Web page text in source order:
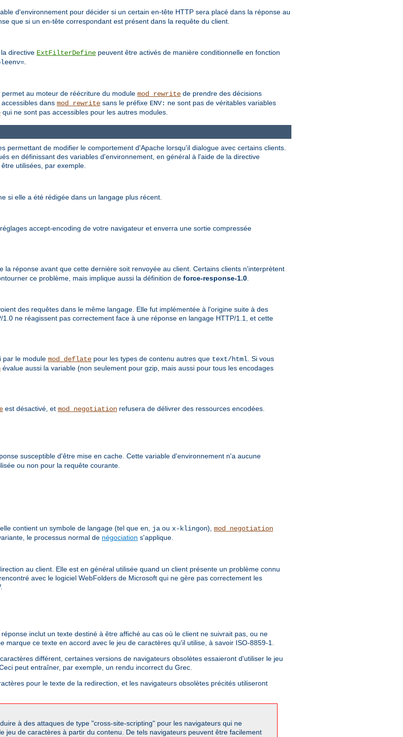
d'environnement pour décider si un certain en-tête HTTP sera placé dans la réponse au
que si un en-tête correspondant est présent dans la requête du client.
directive ExtFilterDefine peuvent être activés de manière conditionnelle en fonction
permet au moteur de réécriture du module mod_rewrite de prendre des décisions
dans mod_rewrite sans le préfixe ENV: ne sont pas de véritables variables
qui ne sont pas accessibles pour les autres modules.
de modifier le comportement d'Apache lorsqu'il dialogue avec certains clients.
en définissant des variables d'environnement, en général à l'aide de la directive
utilisées, par exemple.
si elle a été rédigée dans un langage plus récent.
accept-encoding de votre navigateur et enverra une sortie compressée
la réponse avant que cette dernière soit renvoyée au client. Certains clients n'interprètent
ce problème, mais implique aussi la définition de force-response-1.0.
des requêtes dans le même langage. Elle fut implémentée à l'origine suite à des
ne réagissent pas correctement face à une réponse en langage HTTP/1.1, et cette
par le module mod_deflate pour les types de contenu autres que text/html . Si vous
évalue aussi la variable (non seulement pour gzip, mais aussi pour tous les encodages
est désactivé, et mod_negotiation refusera de délivrer des ressources encodées.
susceptible d'être mise en cache. Cette variable d'environnement n'a aucune
ou non pour la requête courante.
contient un symbole de langage (tel que en, ja ou x-klingon), mod_negotiation
le processus normal de négociation s'applique.
au client. Elle est en général utilisée quand un client présente un problème connu
avec le logiciel WebFolders de Microsoft qui ne gère pas correctement les
inclut un texte destiné à être affiché au cas où le client ne suivrait pas, ou ne
ce texte en accord avec le jeu de caractères qu'il utilise, à savoir ISO-8859-1.
différent, certaines versions de navigateurs obsolètes essaieront d'utiliser le jeu
peut entraîner, par exemple, un rendu incorrect du Grec.
pour le texte de la redirection, et les navigateurs obsolètes précités utiliseront
à des attaques de type "cross-site-scripting" pour les navigateurs qui ne
jeu de caractères à partir du contenu. De tels navigateurs peuvent être facilement